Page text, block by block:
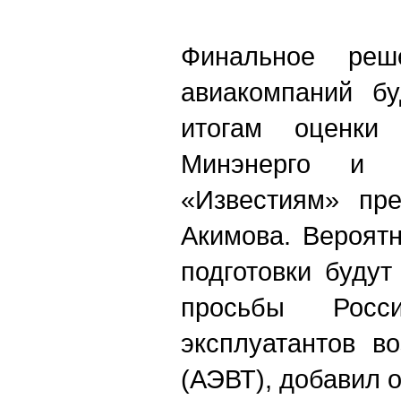
Финальное
авиакомпаний
итогам
Минэнерго и
«Известиям»
Акимова.
подготовки
просьбы
эксплуатантов
(АЭВТ), добавил